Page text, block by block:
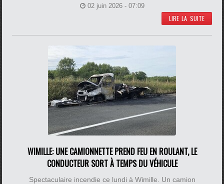
02 juin 2026 - 07:09
LIRE LA SUITE
WIMILLE: UNE CAMIONNETTE PREND FEU EN ROULANT, LE
CONDUCTEUR SORT À TEMPS DU VÉHICULE
Spectaculaire incendie ce lundi à Wimille. Un camion